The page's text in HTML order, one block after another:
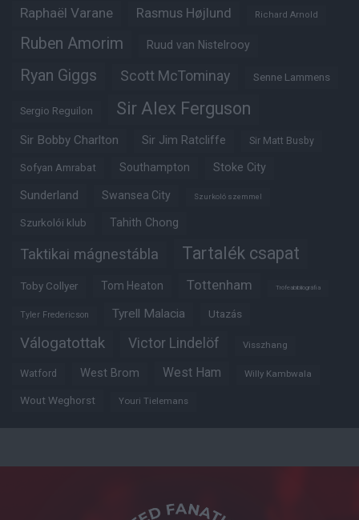
Raphaël Varane Rasmus Højlund Richard Arnold
Ruben Amorim Ruud van Nistelrooy
Ryan Giggs Scott McTominay Senne Lammens
Sergio Reguilon Sir Alex Ferguson
Sir Bobby Charlton Sir Jim Ratcliffe Sir Matt Busby
Sofyan Amrabat Southampton Stoke City
Sunderland Swansea City Szurkoló szemmel
Szurkolói klub Tahith Chong
Taktikai mágnestábla Tartalék csapat
Toby Collyer Tom Heaton Tottenham Trófeabibliográfia
Tyler Fredericson Tyrell Malacia Utazás
Válogatottak Victor Lindelöf Visszhang
Watford West Brom West Ham Willy Kambwala
Wout Weghorst Youri Tielemans